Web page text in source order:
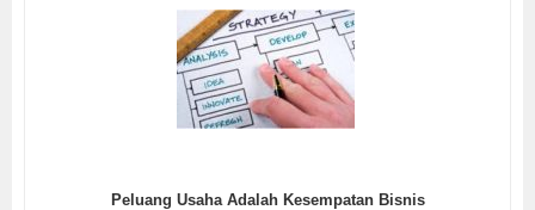
Peluang Usaha Adalah Kesempatan Bisnis